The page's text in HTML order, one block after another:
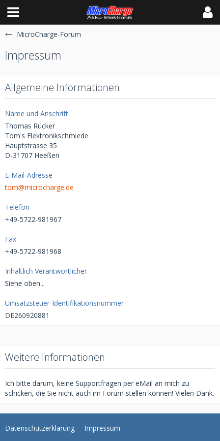
MicroCharge-Forum
Impressum
Allgemeine Informationen
Name und Anschrift
Thomas Rücker
Tom's Elektronikschmiede
Hauptstrasse 35
D-31707 Heeßen
E-Mail-Adresse
tom@microcharge.de
Telefon
+49-5722-981967
Fax
+49-5722-981968
Inhaltlich Verantwortlicher
Siehe oben...
Umsatzsteuer-Identifikationsnummer
DE260920881
Weitere Informationen
Ich bitte darum, keine Supportfragen per eMail an mich zu
schicken, die Sie nicht auch im Forum stellen können! Vielen Dank.
Datenschutzerklärung Impressum